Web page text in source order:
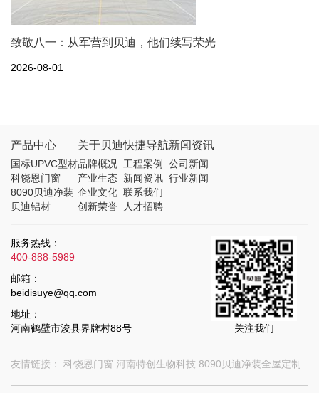
致敬八一：从军营到贝迪，他们续写荣光
2026-08-01
产品中心
国标UPVC型材
科饶恩门窗
8090贝迪净装
贝迪铝材
关于贝迪
品牌概况
产业生态
企业文化
创新荣誉
快捷导航
工程案例
新闻资讯
联系我们
人才招聘
新闻资讯
公司新闻
行业新闻
服务热线：
400-888-5989
邮箱：
beidisuye@qq.com
地址：
河南鹤壁市浚县界牌村88号
关注我们
友情链接： 科饶恩门窗 河南特创生物科技 8090贝迪净装全屋定制